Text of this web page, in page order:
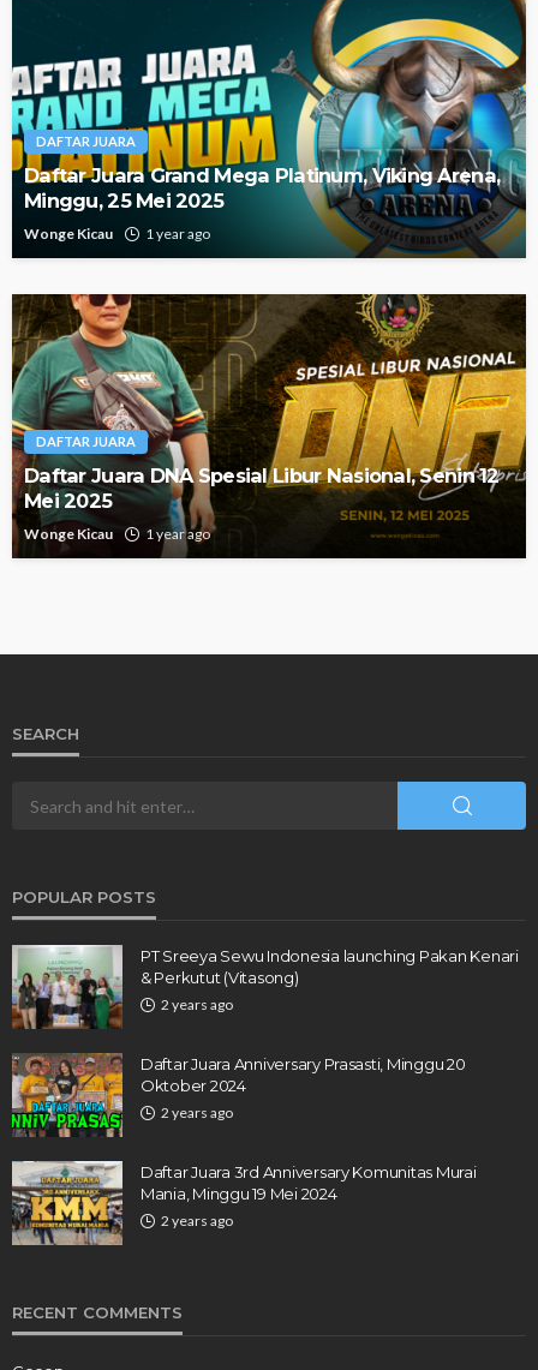
DAFTAR JUARA
Daftar Juara Grand Mega Platinum, Viking Arena,
Minggu, 25 Mei 2025
Wonge Kicau 1 year ago
DAFTAR JUARA
Daftar Juara DNA Spesial Libur Nasional, Senin 12
Mei 2025
Wonge Kicau 1 year ago
SEARCH
POPULAR POSTS
PT Sreeya Sewu Indonesia launching Pakan Kenari
& Perkutut (Vitasong)
2 years ago
Daftar Juara Anniversary Prasasti, Minggu 20
Oktober 2024
2 years ago
Daftar Juara 3rd Anniversary Komunitas Murai
Mania, Minggu 19 Mei 2024
2 years ago
RECENT COMMENTS